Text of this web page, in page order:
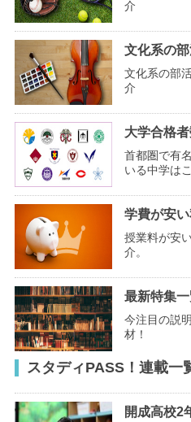
介
文化系の
文化系の部
介
大学合格
首都圏で有
いる中学は
学費が安
授業料が安
介。
最新特集一
今注目の説
材！
スタディPASS！連載一
開成高校2